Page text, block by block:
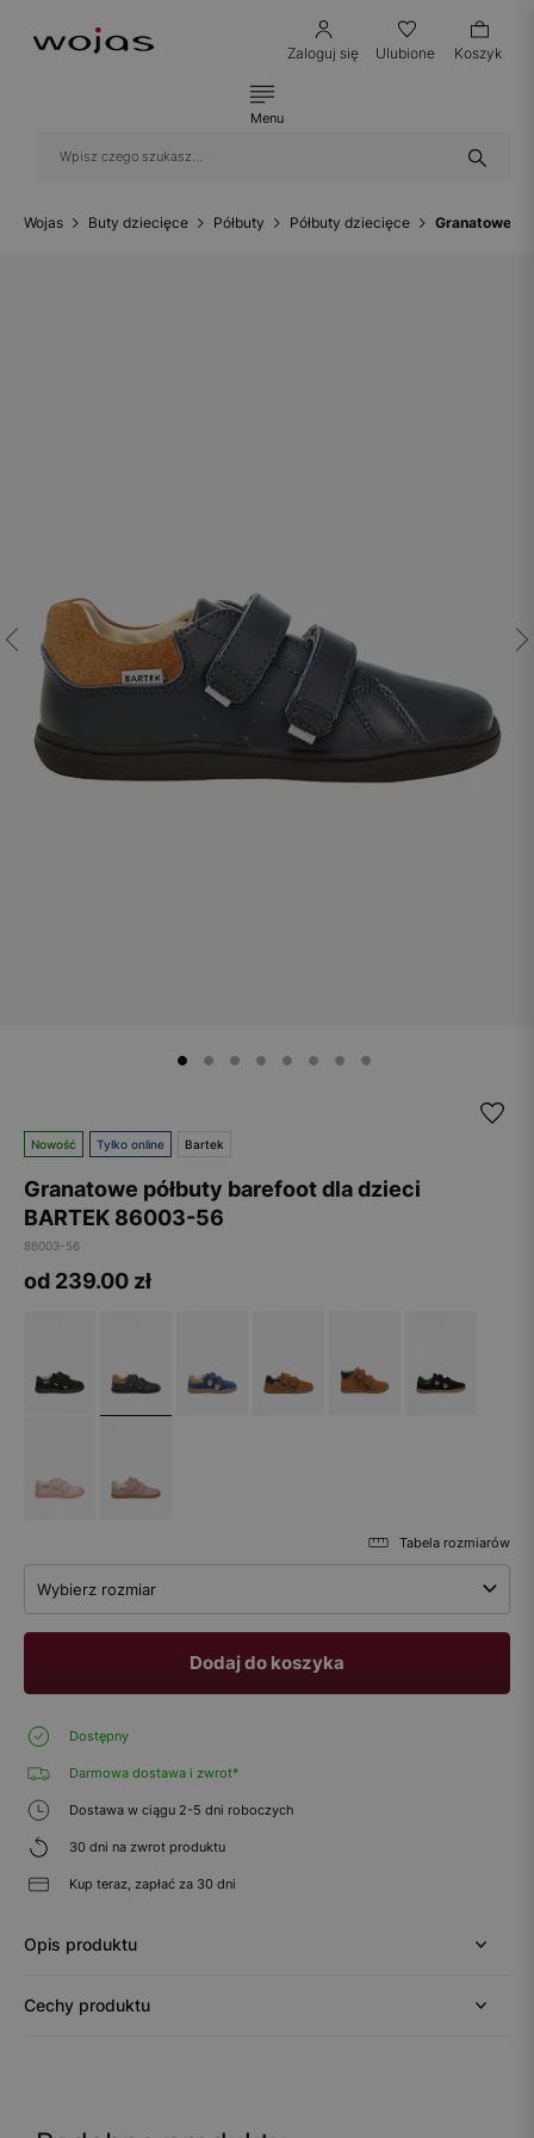
Zaloguj się Ulubione Koszyk
Menu
Wojas Buty dziecięce Półbuty Półbuty dziecięce Granatowe
Nowość Tylko online Bartek
Granatowe półbuty barefoot dla dzieci
BARTEK 86003-56
86003-56
od 239.00 zł
Tabela rozmiarów
Wybierz rozmiar
Dodaj do koszyka
Dostępny
Darmowa dostawa i zwrot*
Dostawa w ciągu 2-5 dni roboczych
30 dni na zwrot produktu
Kup teraz, zapłać za 30 dni
Opis produktu
Cechy produktu